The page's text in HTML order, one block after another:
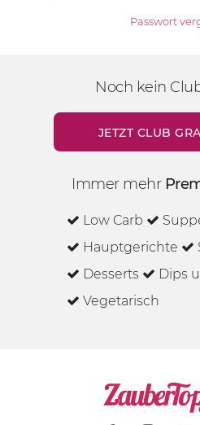
Passwort
Noch kein
JETZT CLUB
Immer mehr
Low Carb
Hauptgerichte
Desserts
Dips
Vegetarisch